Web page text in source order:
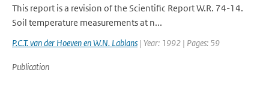
This report is a revision of the Scientific Report W.R. 74-14.
Soil temperature measurements at n...
P.C.T. van der Hoeven en W.N. Lablans | Year: 1992 | Pages: 59
Publication